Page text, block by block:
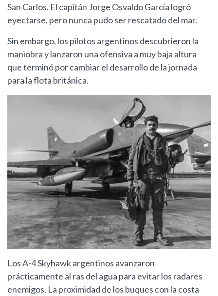
San Carlos. El capitán Jorge Osvaldo García logró
eyectarse, pero nunca pudo ser rescatado del mar.
Sin embargo, los pilotos argentinos descubrieron la
maniobra y lanzaron una ofensiva a muy baja altura
que terminó por cambiar el desarrollo de la jornada
para la flota británica.
Los A-4 Skyhawk argentinos avanzaron
prácticamente al ras del agua para evitar los radares
enemigos. La proximidad de los buques con la costa